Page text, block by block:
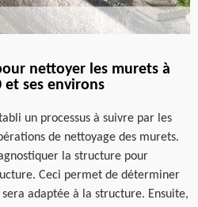
nettoyer les murets à
et ses environs
un processus à suivre par les
de nettoyage des murets.
la structure pour
Ceci permet de déterminer
adaptée à la structure. Ensuite,